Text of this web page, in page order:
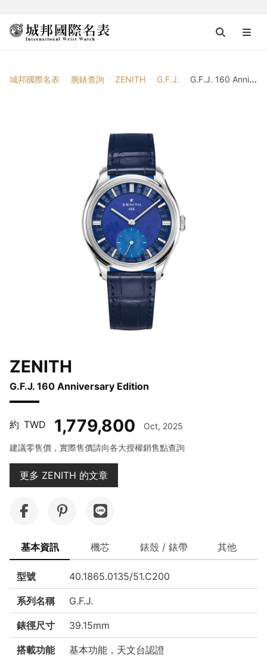
城邦國際名表 腕錶查詢 ZENITH G.F.J. G.F.J. 160 Anniversary Edition
ZENITH
G.F.J. 160 Anniversary Edition
約 TWD 1,779,800 Oct, 2025
建議零售價，實際售價請向各大授權銷售點查詢
更多 ZENITH 的文章
基本資訊 機芯 錶殼 / 錶帶 其他
型號 40.1865.0135/51.C200
系列名稱 G.F.J.
錶徑尺寸 39.15mm
搭載功能 基本功能，天文台認證